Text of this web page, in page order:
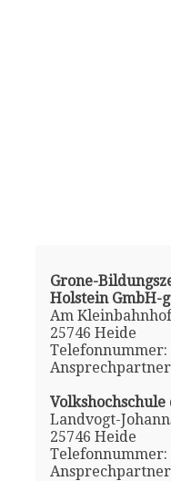
Grone-
Holstein GmbH-
Am
25746 Heide
Telefonnummer:
Landvogt-
25746 Heide
Telefonnummer: